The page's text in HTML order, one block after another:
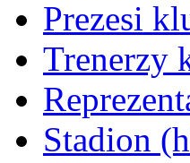
Prezesi
Trenerzy
Stadion